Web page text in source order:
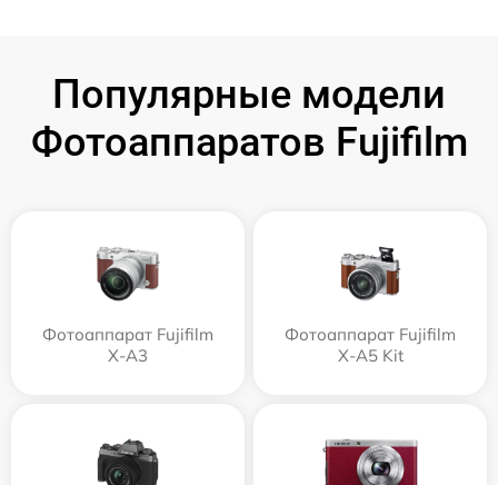
Популярные модели
Фотоаппаратов Fujifilm
Фотоаппарат Fujifilm
X-A3
Фотоаппарат Fujifilm
X-A5 Kit